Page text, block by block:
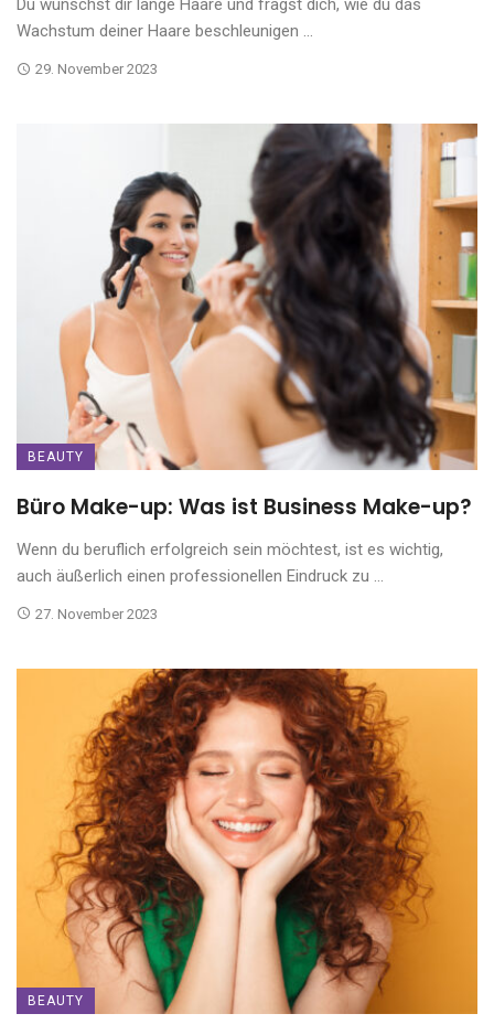
Du wünschst dir lange Haare und fragst dich, wie du das
Wachstum deiner Haare beschleunigen ...
29. November 2023
BEAUTY
Büro Make-up: Was ist Business Make-up?
Wenn du beruflich erfolgreich sein möchtest, ist es wichtig,
auch äußerlich einen professionellen Eindruck zu ...
27. November 2023
BEAUTY